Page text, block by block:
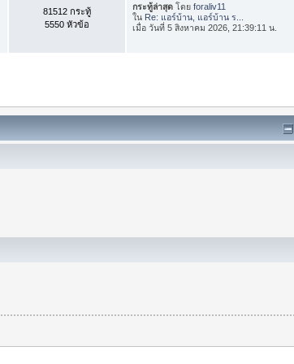
81512 กระทู้
5550 หัวข้อ
กระทู้ล่าสุด โดยforaliv11
ใน Re: แอร์บ้าน, แอร์บ้าน ร...
เมื่อ วันที่ 5 สิงหาคม 2026, 21:39:11 น.